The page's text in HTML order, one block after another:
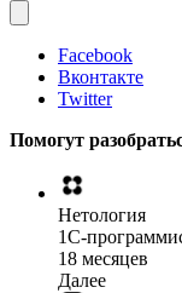
Facebook
Вконтакте
Twitter
Помогут
Нетология
1C-
18 месяцев
Далее